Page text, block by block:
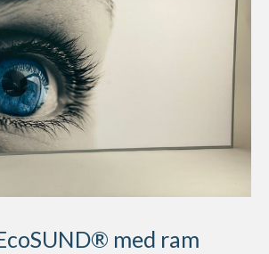
med ram